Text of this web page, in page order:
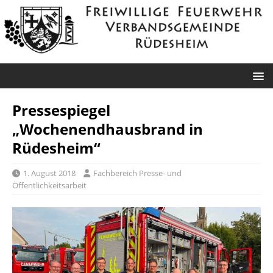
Pressespiegel
„Wochenendhausbrand in
Rüdesheim“
1. August 2018
Fachbereich Presse- und
Öffentlichkeitsarbeit